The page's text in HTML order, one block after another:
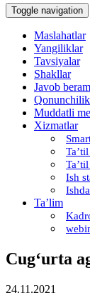
Toggle navigation
Maslahatlar
Yangiliklar
Tavsiyalar
Shakllar
Javob
Qonunchilik
Muddatli
Xizmatlar
Ish
Ta’lim
Cugʻurta
24.11.2021